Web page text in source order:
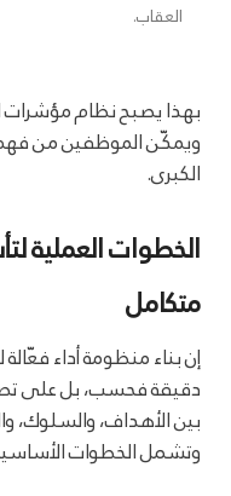
العقاب.
بهذا يصبح نظام مؤشرات
ويمكّن الموظفين من
الكبرى.
الخطوات العملية
متكامل
إن بناء منظومة أداء
دقيقة فحسب، بل على
بين الأهداف، والسلوك،
وتشمل الخطوات